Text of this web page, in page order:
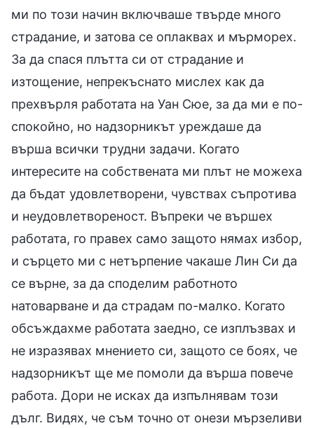
ми по този начин включваше твърде много
страдание, и затова се оплаквах и мърморех.
За да спася плътта си от страдание и
изтощение, непрекъснато мислех как да
прехвърля работата на Уан Сюе, за да ми е по-
спокойно, но надзорникът уреждаше да
върша всички трудни задачи. Когато
интересите на собствената ми плът не можеха
да бъдат удовлетворени, чувствах съпротива
и неудовлетвореност. Въпреки че вършех
работата, го правех само защото нямах избор,
и сърцето ми с нетърпение чакаше Лин Си да
се върне, за да споделим работното
натоварване и да страдам по-малко. Когато
обсъждахме работата заедно, се изплъзвах и
не изразявах мнението си, защото се боях, че
надзорникът ще ме помоли да върша повече
работа. Дори не исках да изпълнявам този
дълг. Видях, че съм точно от онези мързеливи